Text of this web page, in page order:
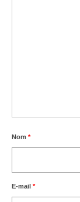
Nom *
E-mail *